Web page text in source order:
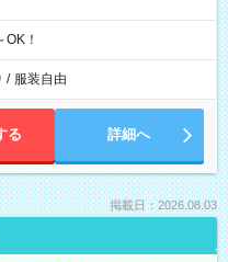
！
/ 服装自由
る 詳細へ
掲載日：2026.08.03